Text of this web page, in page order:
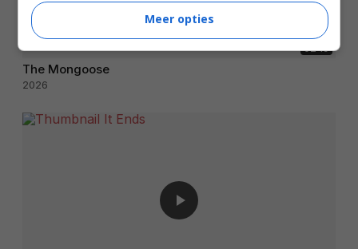
02:19
The Mongoose
2026
Meer opties